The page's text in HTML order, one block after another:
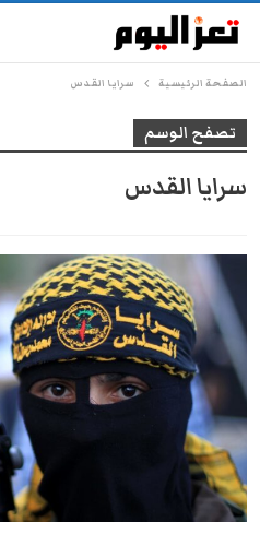
الصفحة الرئيسية سرايا القدس
تصفح الوسم
سرايا القدس